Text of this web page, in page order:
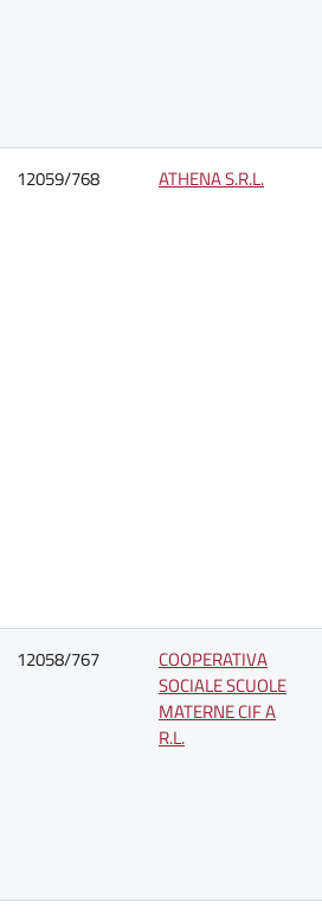
12059/768 ATHENA S.R.L.
12058/767
COOPERATIVA
SOCIALE SCUOLE
MATERNE CIF A
R.L.